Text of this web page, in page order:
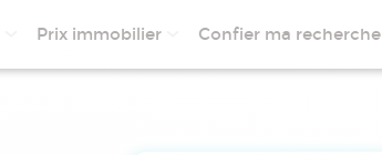
Prix immobilier Confier ma recherche